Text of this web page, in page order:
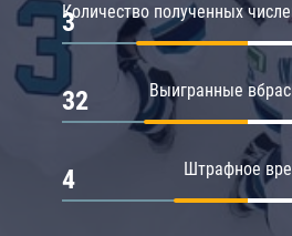
Количество полученных
3
Выигранные
32
Штрафное
4